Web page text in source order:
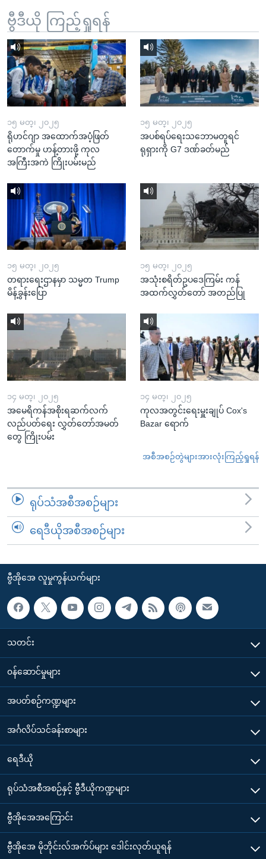
ဗွီဒီယို ကြည့်ရှုရန်
၁၅ မတ္၊ ၂၀၂၅
ရိုဟင်ဂျာ အထောက်အပံ့ဖြတ်
တောက်မှု ဟန့်တားဖို့ ကုလ
အကြီးအကဲ ကြိုးပမ်းမည်
၁၅ မတ္၊ ၂၀၂၅
အပစ်ရပ်ရေးသဘောမတူရင်
ရုရှားကို G7 ဒဏ်ခတ်မည်
၁၅ မတ္၊ ၂၀၂၅
တရားရေးဌာနမှာ သမ္မတ Trump
မိန့်ခွန်းပြော
၁၅ မတ္၊ ၂၀၂၅
အသုံးစရိတ်ဥပဒေကြမ်း ကန်
အထက်လွှတ်တော် အတည်ပြု
၁၄ မတ္၊ ၂၀၂၅
အမေရိကန်အစိုးရဆက်လက်
လည်ပတ်ရေး လွှတ်တော်အမတ်
တွေ ကြိုးပမ်း
၁၄ မတ္၊ ၂၀၂၅
ကုလအတွင်းရေးမှူးချုပ် Cox's
Bazar ရောက်
အစီအစဉ်တွဲများအားလုံးကြည့်ရှုရန်
ရုပ်သံအစီအစဉ်များ
ရေဒီယိုအစီအစဉ်များ
ဗွီအိုအေ လူမှုကွန်ယက်များ
သတင်း
၀န်ဆောင်မှုများ
အပတ်စဉ်ကဏ္ဍများ
အင်္ဂလိပ်သင်ခန်းစာများ
ရေဒီယို
ရုပ်သံအစီအစဉ်နှင့် ဗွီဒီယိုကဏ္ဍများ
ဗွီအိုအေအကြောင်း
ဗွီအိုအေ မိုဘိုင်းလ်အက်ပ်များ ဒေါင်းလုတ်ယူရန်